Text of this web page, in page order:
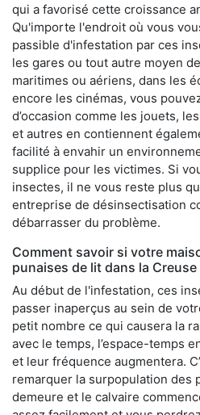
qui a favorisé cette croissance
Qu'importe l'endroit où vous
passible d'infestation par ces
les gares ou tout autre moyen
maritimes ou aériens, dans les
encore les cinémas, vous
d’occasion comme les jouets,
et autres en contiennent
facilité à envahir un
supplice pour les victimes. Si
insectes, il ne vous reste plus
entreprise de désinsectisation
débarrasser du problème.
Comment savoir si votre
punaises de lit dans la Creuse
Au début de l'infestation, ces
passer inaperçus au sein de
petit nombre ce qui causera la
avec le temps, l’espace-temps
et leur fréquence augmentera.
remarquer la surpopulation des
demeure et le calvaire